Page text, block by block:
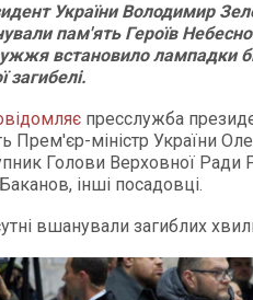
України Володимир
пам'ять Героїв
встановило лампадки
загибелі.
пресслужба
Прем'єр-міністр України
Голови Верховної Ради
інші посадовці.
вшанували загиблих